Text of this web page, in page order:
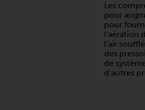
Les
pour
pour
l’aération
l’air
des
de
d’autres